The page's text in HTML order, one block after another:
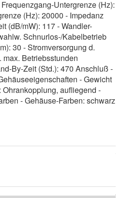
Untergrenze (Hz):
(Hz): 20000 - Impedanz
(dB/mW): 117 - Wandler-
Schnurlos-/Kabelbetrieb
30 - Stromversorgung d.
max. Betriebsstunden
By-Zeit (Std.): 470 Anschluß -
- Gewicht
aufliegend -
- Gehäuse-Farben: schwarz